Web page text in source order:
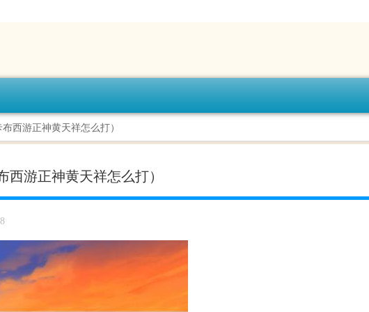
西游正神黄天祥怎么打）
游正神黄天祥怎么打）